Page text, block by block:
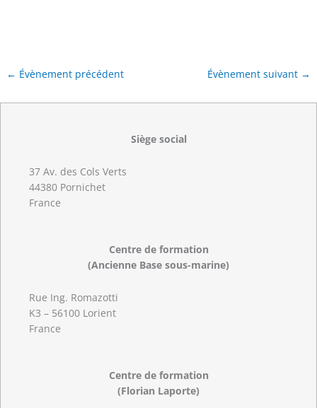
← Évènement précédent Évènement suivant →
Siège social
37 Av. des Cols Verts
44380 Pornichet
France
Centre de formation
(Ancienne Base sous-marine)
Rue Ing. Romazotti
K3 – 56100 Lorient
France
Centre de formation
(Florian Laporte)